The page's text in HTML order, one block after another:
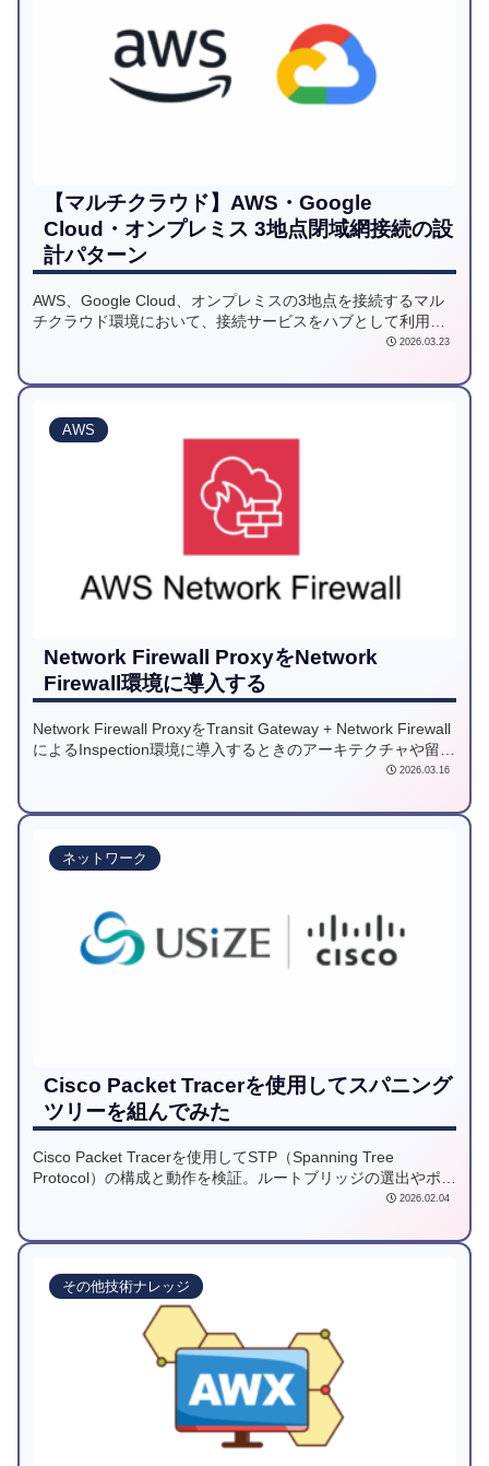
【マルチクラウド】AWS・Google
Cloud・オンプレミス 3地点閉域網接続の設
計パターン
AWS、Google Cloud、オンプレミスの3地点を接続するマル
チクラウド環境において、接続サービスをハブとして利用
し、ネットワークの複雑さを解消するアーキテクチャを紹介
計ポイントを解説しています。
2026.03.23
AWS
Network Firewall ProxyをNetwork
Firewall環境に導入する
Network Firewall ProxyをTransit Gateway + Network Firewall
によるInspection環境に導入するときのアーキテクチャや留意
2026.03.16
ネットワーク
Cisco Packet Tracerを使用してスパニング
ツリーを組んでみた
Cisco Packet Tracerを使用してSTP（Spanning Tree
Protocol）の構成と動作を検証。ルートブリッジの選出やポー
ト状態の変化を、新人ネットワークエンジニア向けに解説し
2026.02.04
その他技術ナレッジ